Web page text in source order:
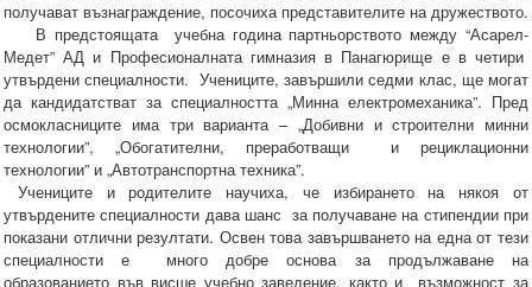
получават възнаграждение, посочиха представителите на дружеството.
В предстоящата учебна година партньорството между “Асарел-
Медет” АД и Професионалната гимназия в Панагюрище е в четири
утвърдени специалности. Учениците, завършили седми клас, ще могат
да кандидатстват за специалността „Минна електромеханика”. Пред
осмокласниците има три варианта – „Добивни и строителни минни
технологии”, „Обогатителни, преработващи и рециклационни
технологии” и „Автотранспортна техника”.
Учениците и родителите научиха, че избирането на някоя от
утвърдените специалности дава шанс за получаване на стипендии при
показани отлични резултати. Освен това завършването на една от тези
специалности е много добре основа за продължаване на
образованието във висше учебно заведение, както и възможност за